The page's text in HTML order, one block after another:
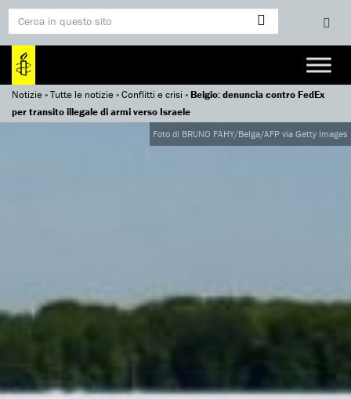
Notizie»Tutte le notizie»Conflitti e crisi »Belgio: denuncia contro FedEx
per transito illegale di armi verso Israele
Foto di BRUNO FAHY/Belga/AFP via Getty Images